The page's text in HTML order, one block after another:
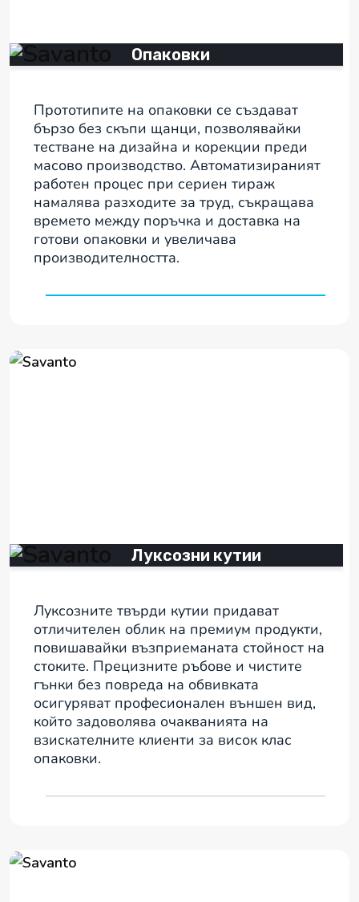
Опаковки
Прототипите на опаковки се създават
бързо без скъпи щанци, позволявайки
тестване на дизайна и корекции преди
масово производство. Автоматизираният
работен процес при сериен тираж
намалява разходите за труд, съкращава
времето между поръчка и доставка на
готови опаковки и увеличава
производителността.
Луксозни кутии
Луксозните твърди кутии придават
отличителен облик на премиум продукти,
повишавайки възприеманата стойност на
стоките. Прецизните ръбове и чистите
гънки без повреда на обвивката
осигуряват професионален външен вид,
който задоволява очакванията на
взискателните клиенти за висок клас
опаковки.